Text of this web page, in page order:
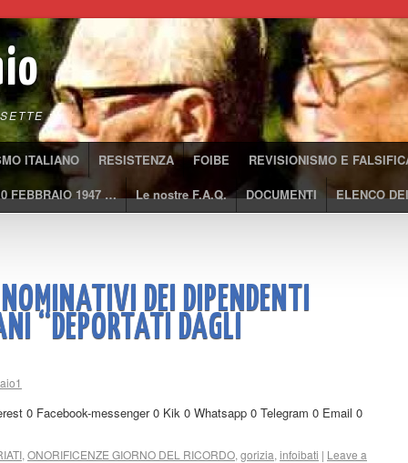
ITALIANO RESISTENZA FOIBE
REVISIONISMO E
FEBBRAIO 1947 …
Le nostre F.A.Q. DOCUMENTI ELENCO
DEI DIPENDENTI
“DEPORTATI DAGLI
0 Facebook-messenger 0 Kik 0 Whatsapp 0 Telegram 0 Email 0
, ONORIFICENZE GIORNO DEL RICORDO, gorizia, infoibati | Leave a